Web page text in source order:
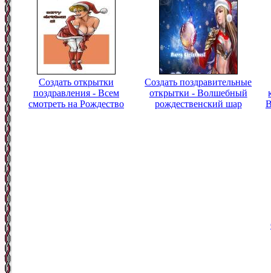
Создать открытки
поздравления - Всем
смотреть на Рождество
Создать поздравительные
открытки - Волшебный
рождественский шар